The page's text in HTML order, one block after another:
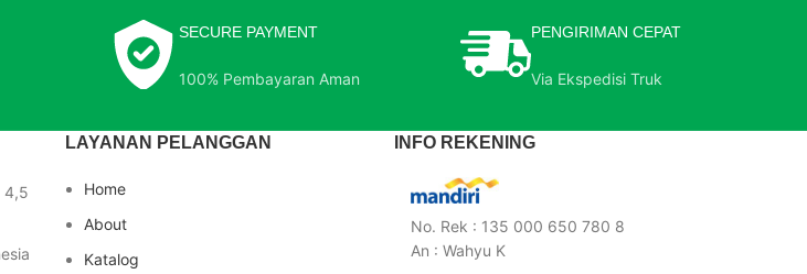
SECURE PAYMENT
100% Pembayaran Aman
PENGIRIMAN CEPAT
Via Ekspedisi Truk
4,5
LAYANAN PELANGGAN
Home
About
Katalog
INFO REKENING
No. Rek : 135 000 650 780 8
An : Wahyu K